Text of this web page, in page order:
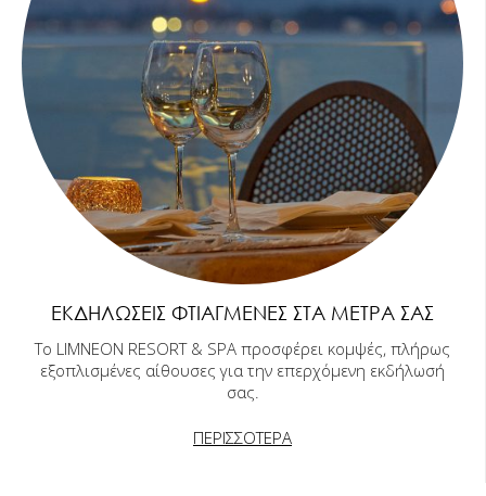
ΕΚΔΗΛΏΣΕΙΣ ΦΤΙΑΓΜΈΝΕΣ ΣΤΑ ΜΈΤΡΑ ΣΑΣ
Το LIMNEON RESORT & SPA προσφέρει κομψές, πλήρως
εξοπλισμένες αίθουσες για την επερχόμενη εκδήλωσή
σας.
ΠΕΡΙΣΣΟΤΕΡΑ